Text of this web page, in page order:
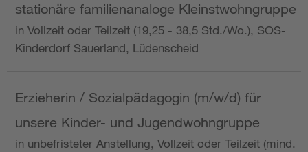
stationäre familienanaloge Kleinstwohngruppe
in Vollzeit oder Teilzeit (19,25 - 38,5 Std./Wo.), SOS-
Kinderdorf Sauerland, Lüdenscheid
Erzieherin / Sozialpädagogin (m/w/d) für
unsere Kinder- und Jugendwohngruppe
in unbefristeter Anstellung, Vollzeit oder Teilzeit (mind.